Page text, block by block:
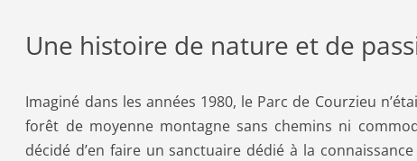
Une histoire de nature et de
Imaginé dans les années 1980, le Parc de Courzieu
forêt de moyenne montagne sans chemins ni
décidé d’en faire un sanctuaire dédié à la